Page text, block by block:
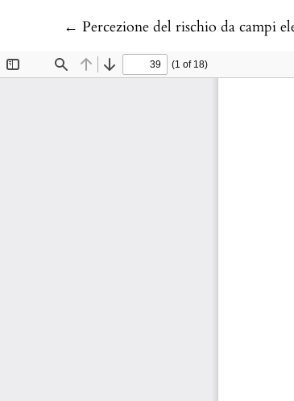
← Return to Article Details
Percezione del rischio da campi